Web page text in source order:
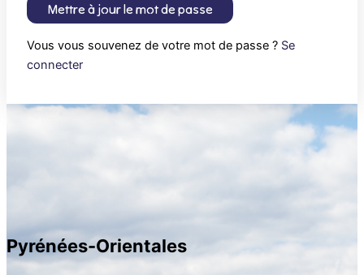
Mettre à jour le mot de passe
Vous vous souvenez de votre mot de passe ? Se
connecter
Pyrénées-Orientales